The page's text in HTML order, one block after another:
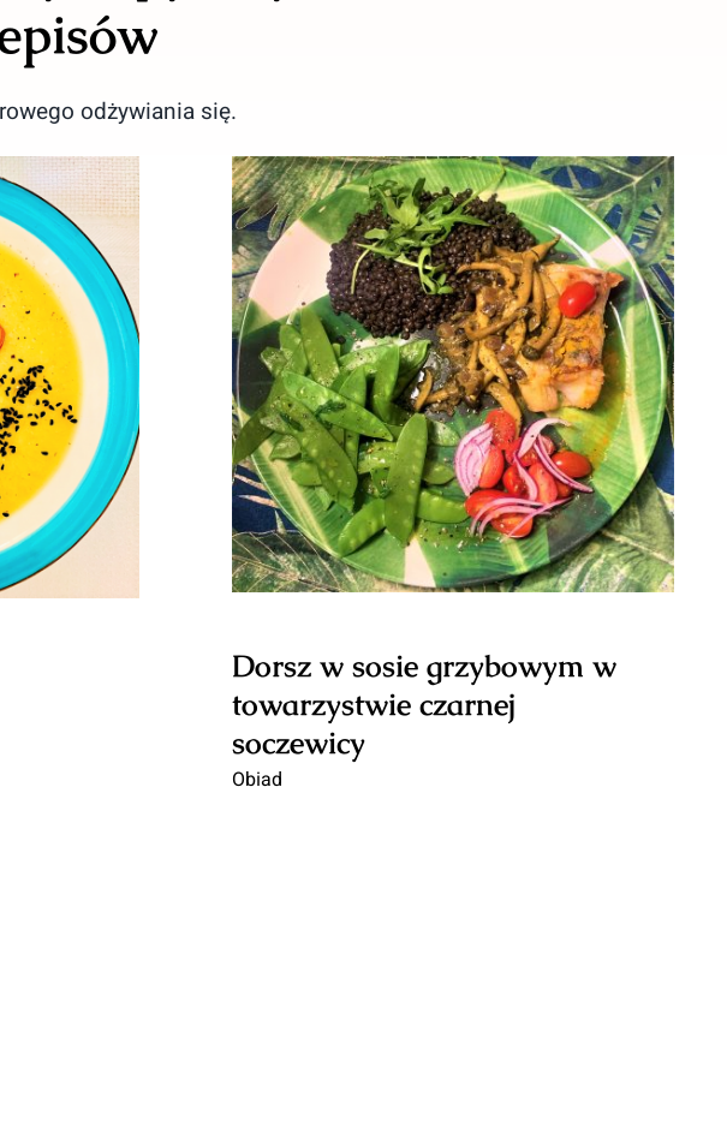
odżywiania się.
Dorsz w sosie grzybowym w
towarzystwie czarnej
soczewicy
Dorsz w sosie grzybowym w
towarzystwie czarnej
soczewicy
Obiad